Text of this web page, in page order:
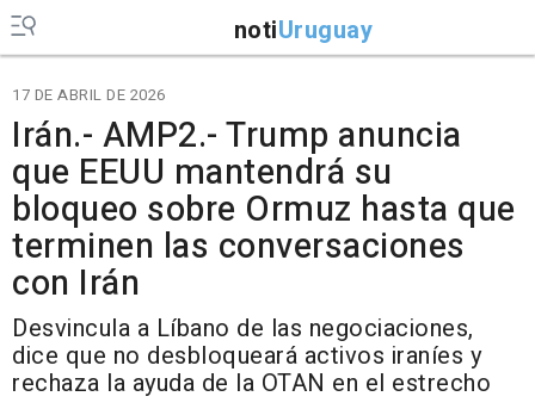
notiUruguay
17 DE ABRIL DE 2026
Irán.- AMP2.- Trump anuncia
que EEUU mantendrá su
bloqueo sobre Ormuz hasta que
terminen las conversaciones
con Irán
Desvincula a Líbano de las negociaciones,
dice que no desbloqueará activos iraníes y
rechaza la ayuda de la OTAN en el estrecho